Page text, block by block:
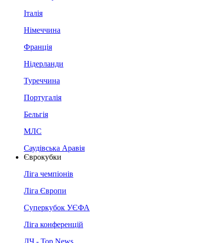
Італія
Німеччина
Франція
Нідерланди
Туреччина
Португалія
Бельгія
МЛС
Саудівська Аравія
Єврокубки
Ліга чемпіонів
Ліга Європи
Суперкубок УЄФА
Ліга конференцій
ЛЧ - Top News